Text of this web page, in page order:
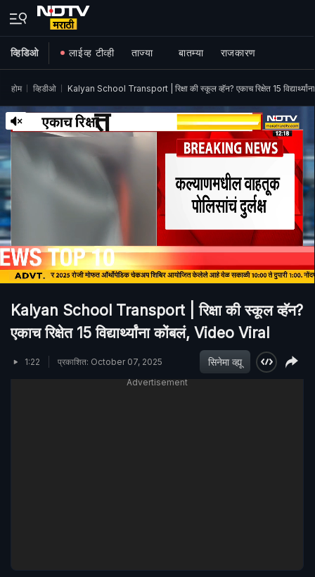
व्हिडिओ लाईव्ह टीव्ही ताज्या बातम्या राजकारण
होम व्हिडीओ Kalyan School Transport | रिक्षा की स्कूल व्हॅन? एकाच रिक्षेत 15
Kalyan School Transport | रिक्षा की स्कूल व्हॅन?
एकाच रिक्षेत 15 विद्यार्थ्यांना कोंबलं, Video Viral
1:22 प्रकाशित: October 07, 2025 सिनेमा व्ह्यू
Advertisement